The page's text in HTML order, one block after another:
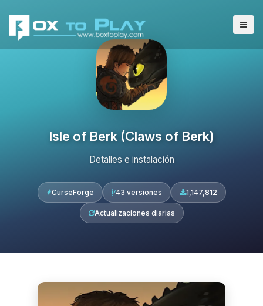
Isle of Berk (Claws of Berk)
Detalles e instalación
CurseForge 43 versiones 1,147,812
Actualizaciones diarias